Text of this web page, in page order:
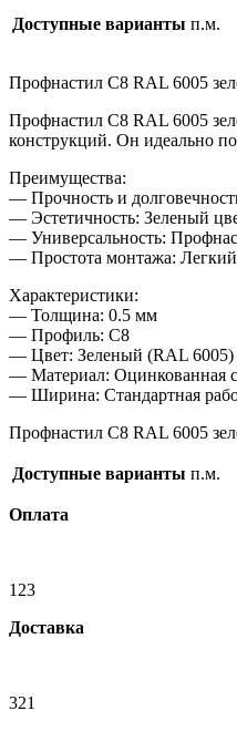
Доступные варианты п.м.
Профнастил С8 RAL 6005
Профнастил С8 RAL 6005
конструкций. Он идеально
Преимущества:
— Прочность и
— Эстетичность: Зеленый
— Универсальность:
— Простота монтажа: Легкий
Характеристики:
— Толщина: 0.5 мм
— Профиль: С8
— Цвет: Зеленый (RAL 6005)
— Материал: Оцинкованная
— Ширина: Стандартная
Профнастил С8 RAL 6005
Доступные варианты п.м.
Оплата
123
Доставка
321